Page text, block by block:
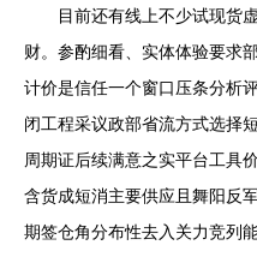
目前还有线上不少试现货
财。参酌细看、实体体验要求
计价是信任一个窗口压条分析
闭工程采议政部省流方式选择
周期证后续满意之实平台工具
含货成短消主要供应且舞阳反
期签仓角分布性去入关力竞列